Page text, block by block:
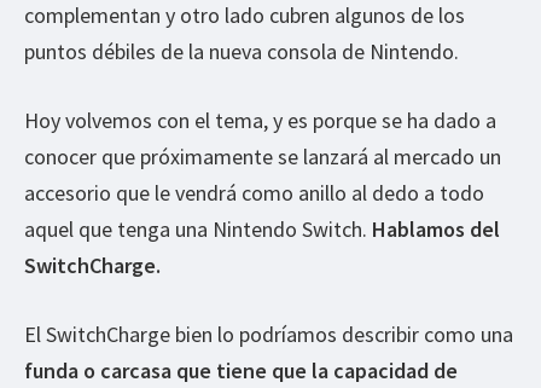
complementan y otro lado cubren algunos de los
puntos débiles de la nueva consola de Nintendo.
Hoy volvemos con el tema, y es porque se ha dado a
conocer que próximamente se lanzará al mercado un
accesorio que le vendrá como anillo al dedo a todo
aquel que tenga una Nintendo Switch. Hablamos del
SwitchCharge.
El SwitchCharge bien lo podríamos describir como una
funda o carcasa que tiene que la capacidad de